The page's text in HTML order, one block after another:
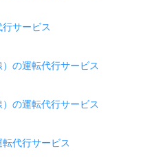
サービス
の運転代行サービス
の運転代行サービス
代行サービス